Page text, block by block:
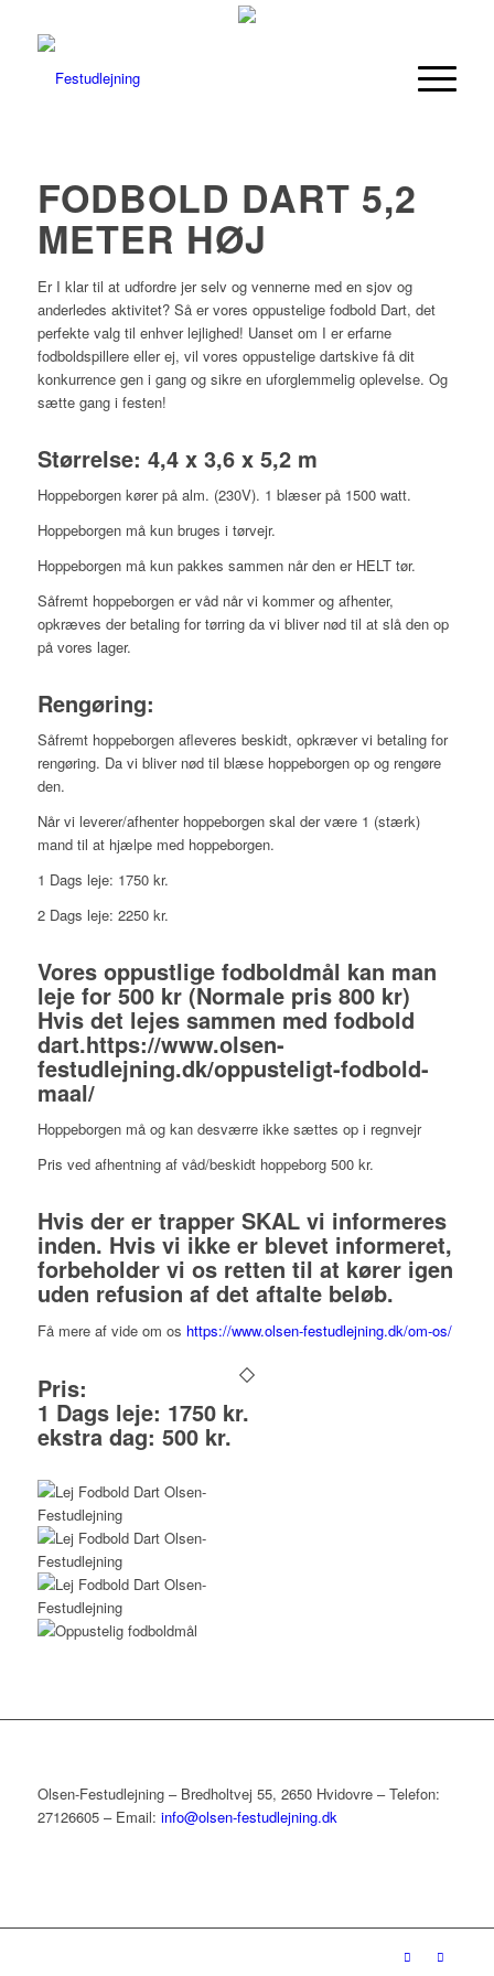
FODBOLD DART 5,2
METER HØJ
Er I klar til at udfordre jer selv og vennerne med en sjov og
anderledes aktivitet? Så er vores oppustelige fodbold Dart, det
perfekte valg til enhver lejlighed! Uanset om I er erfarne
fodboldspillere eller ej, vil vores oppustelige dartskive få dit
konkurrence gen i gang og sikre en uforglemmelig oplevelse. Og
sætte gang i festen!
Størrelse: 4,4 x 3,6 x 5,2 m
Hoppeborgen kører på alm. (230V). 1 blæser på 1500 watt.
Hoppeborgen må kun bruges i tørvejr.
Hoppeborgen må kun pakkes sammen når den er HELT tør.
Såfremt hoppeborgen er våd når vi kommer og afhenter,
opkræves der betaling for tørring da vi bliver nød til at slå den op
på vores lager.
Rengøring:
Såfremt hoppeborgen afleveres beskidt, opkræver vi betaling for
rengøring. Da vi bliver nød til blæse hoppeborgen op og rengøre
den.
Når vi leverer/afhenter hoppeborgen skal der være 1 (stærk)
mand til at hjælpe med hoppeborgen.
1 Dags leje: 1750 kr.
2 Dags leje: 2250 kr.
Vores oppustlige fodboldmål kan man
leje for 500 kr (Normale pris 800 kr)
Hvis det lejes sammen med fodbold
dart.https://www.olsen-
festudlejning.dk/oppusteligt-fodbold-
maal/
Hoppeborgen må og kan desværre ikke sættes op i regnvejr
Pris ved afhentning af våd/beskidt hoppeborg 500 kr.
Hvis der er trapper SKAL vi informeres
inden. Hvis vi ikke er blevet informeret,
forbeholder vi os retten til at kører igen
uden refusion af det aftalte beløb.
Få mere af vide om os https://www.olsen-festudlejning.dk/om-os/
Pris:
1 Dags leje: 1750 kr.
ekstra dag: 500 kr.
Olsen-Festudlejning – Bredholtvej 55, 2650 Hvidovre – Telefon:
27126605 – Email: info@olsen-festudlejning.dk